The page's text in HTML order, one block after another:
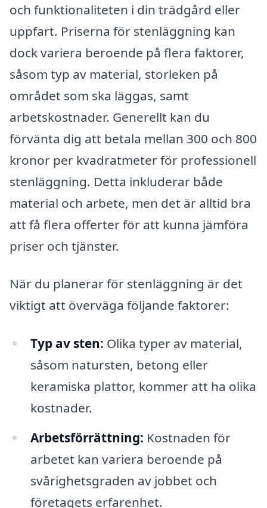
och funktionaliteten i din trädgård eller
uppfart. Priserna för stenläggning kan
dock variera beroende på flera faktorer,
såsom typ av material, storleken på
området som ska läggas, samt
arbetskostnader. Generellt kan du
förvänta dig att betala mellan 300 och 800
kronor per kvadratmeter för professionell
stenläggning. Detta inkluderar både
material och arbete, men det är alltid bra
att få flera offerter för att kunna jämföra
priser och tjänster.
När du planerar för stenläggning är det
viktigt att överväga följande faktorer:
Typ av sten: Olika typer av material,
såsom natursten, betong eller
keramiska plattor, kommer att ha olika
kostnader.
Arbetsförrättning: Kostnaden för
arbetet kan variera beroende på
svårighetsgraden av jobbet och
företagets erfarenhet.